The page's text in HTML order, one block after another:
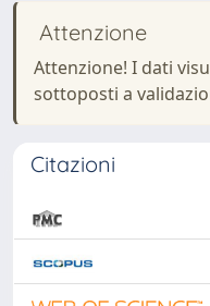
Attenzione
Attenzione! I dati
sottoposti a
Citazioni